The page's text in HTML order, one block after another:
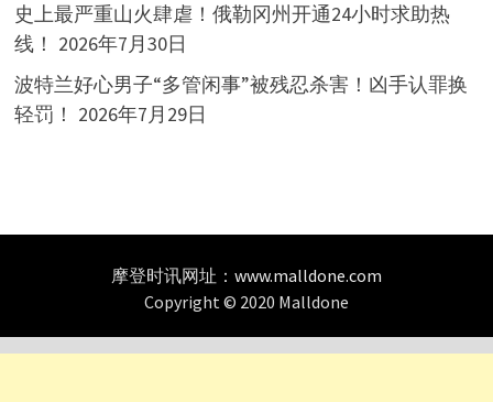
史上最严重山火肆虐！俄勒冈州开通24小时求助热
线！ 2026年7月30日
波特兰好心男子“多管闲事”被残忍杀害！凶手认罪换
轻罚！ 2026年7月29日
摩登时讯网址： www.malldone.com
Copyright © 2020 Malldone